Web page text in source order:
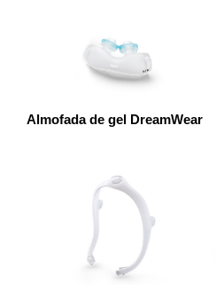
Almofada de gel DreamWear